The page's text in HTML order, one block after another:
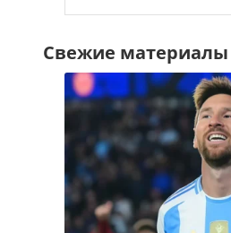
Свежие материалы